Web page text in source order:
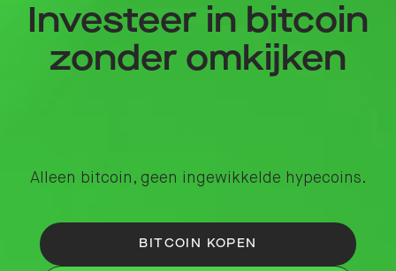
Investeer in bitcoin
zonder omkijken
Alleen bitcoin, geen ingewikkelde hypecoins.
BITCOIN KOPEN